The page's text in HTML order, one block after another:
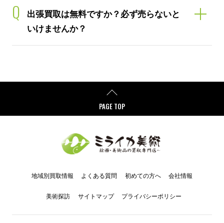
Q
出張買取は無料ですか？必ず売らないと
いけませんか？
PAGE TOP
地域別買取情報 よくある質問 初めての方へ 会社情報
美術探訪 サイトマップ プライバシーポリシー